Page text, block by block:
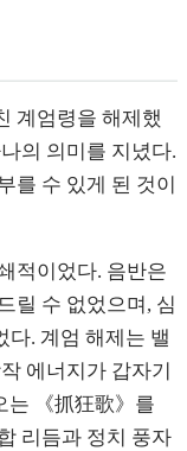
계엄령을 해제했
의 의미를 지녔다.
를 수 있게 된 것이
적이었다. 음반은
릴 수 없었으며, 심
다. 계엄 해제는 밸
에너지가 갑자기
는 《抓狂歌》를
리듬과 정치 풍자